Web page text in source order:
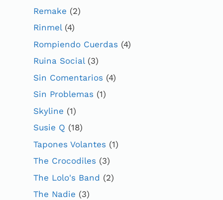
Remake (2)
Rinmel(4)
Rompiendo Cuerdas (4)
Ruina Social(3)
Sin Comentarios (4)
Sin Problemas (1)
Skyline (1)
Susie Q (18)
Tapones Volantes (1)
The Crocodiles (3)
The Lolo's Band (2)
The Nadie (3)